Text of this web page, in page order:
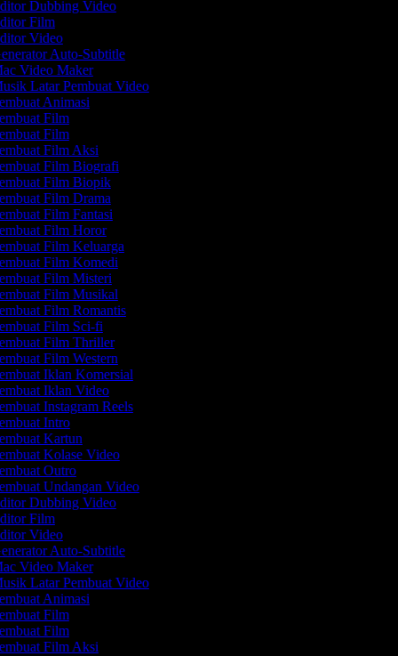
Dubbing Video
Film
Video
Auto-Subtitle
Video Maker
Latar Pembuat Video
Animasi
Film
Film
Film Aksi
Film Biografi
Film Biopik
Film Drama
Film Fantasi
Film Horor
Film Keluarga
Film Komedi
Film Misteri
Film Musikal
Film Romantis
Film Sci-fi
Film Thriller
Film Western
Iklan Komersial
Iklan Video
Instagram Reels
Intro
Kartun
Kolase Video
Outro
Undangan Video
Dubbing Video
Film
Video
Auto-Subtitle
Video Maker
Latar Pembuat Video
Animasi
Film
Film
Film Aksi